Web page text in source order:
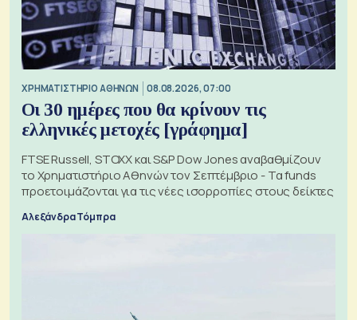
XΡΗΜΑΤΙΣΤΗΡΙΟ ΑΘΗΝΩΝ 08.08.2026, 07:00
Οι 30 ημέρες που θα κρίνουν τις
ελληνικές μετοχές [γράφημα]
FTSE Russell, STOXX και S&P Dow Jones αναβαθμίζουν
το Χρηματιστήριο Αθηνών τον Σεπτέμβριο - Τα funds
προετοιμάζονται για τις νέες ισορροπίες στους δείκτες
Αλεξάνδρα Τόμπρα